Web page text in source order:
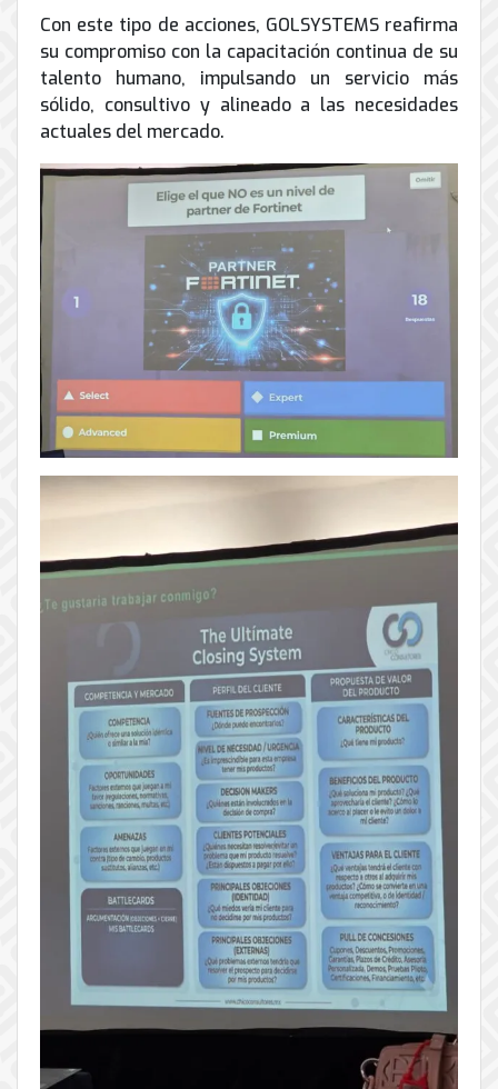
Con este tipo de acciones, GOLSYSTEMS reafirma
su compromiso con la capacitación continua de su
talento humano, impulsando un servicio más
sólido, consultivo y alineado a las necesidades
actuales del mercado.